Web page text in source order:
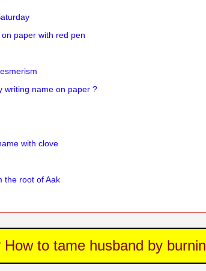
on paper with red pen
writing name on paper ?
with clove
the root of Aak
How to tame husband by